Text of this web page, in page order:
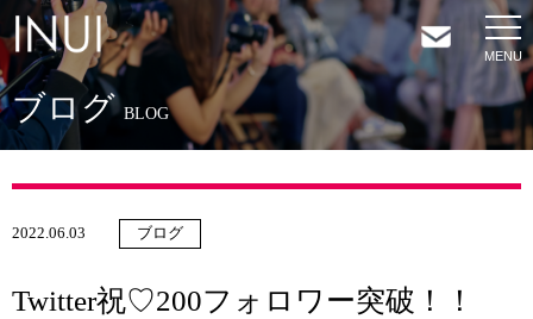
HOME
NEWS
ブログ BLOG
Twitter祝♡200フォロワー突破！！
2022.06.03 ブログ